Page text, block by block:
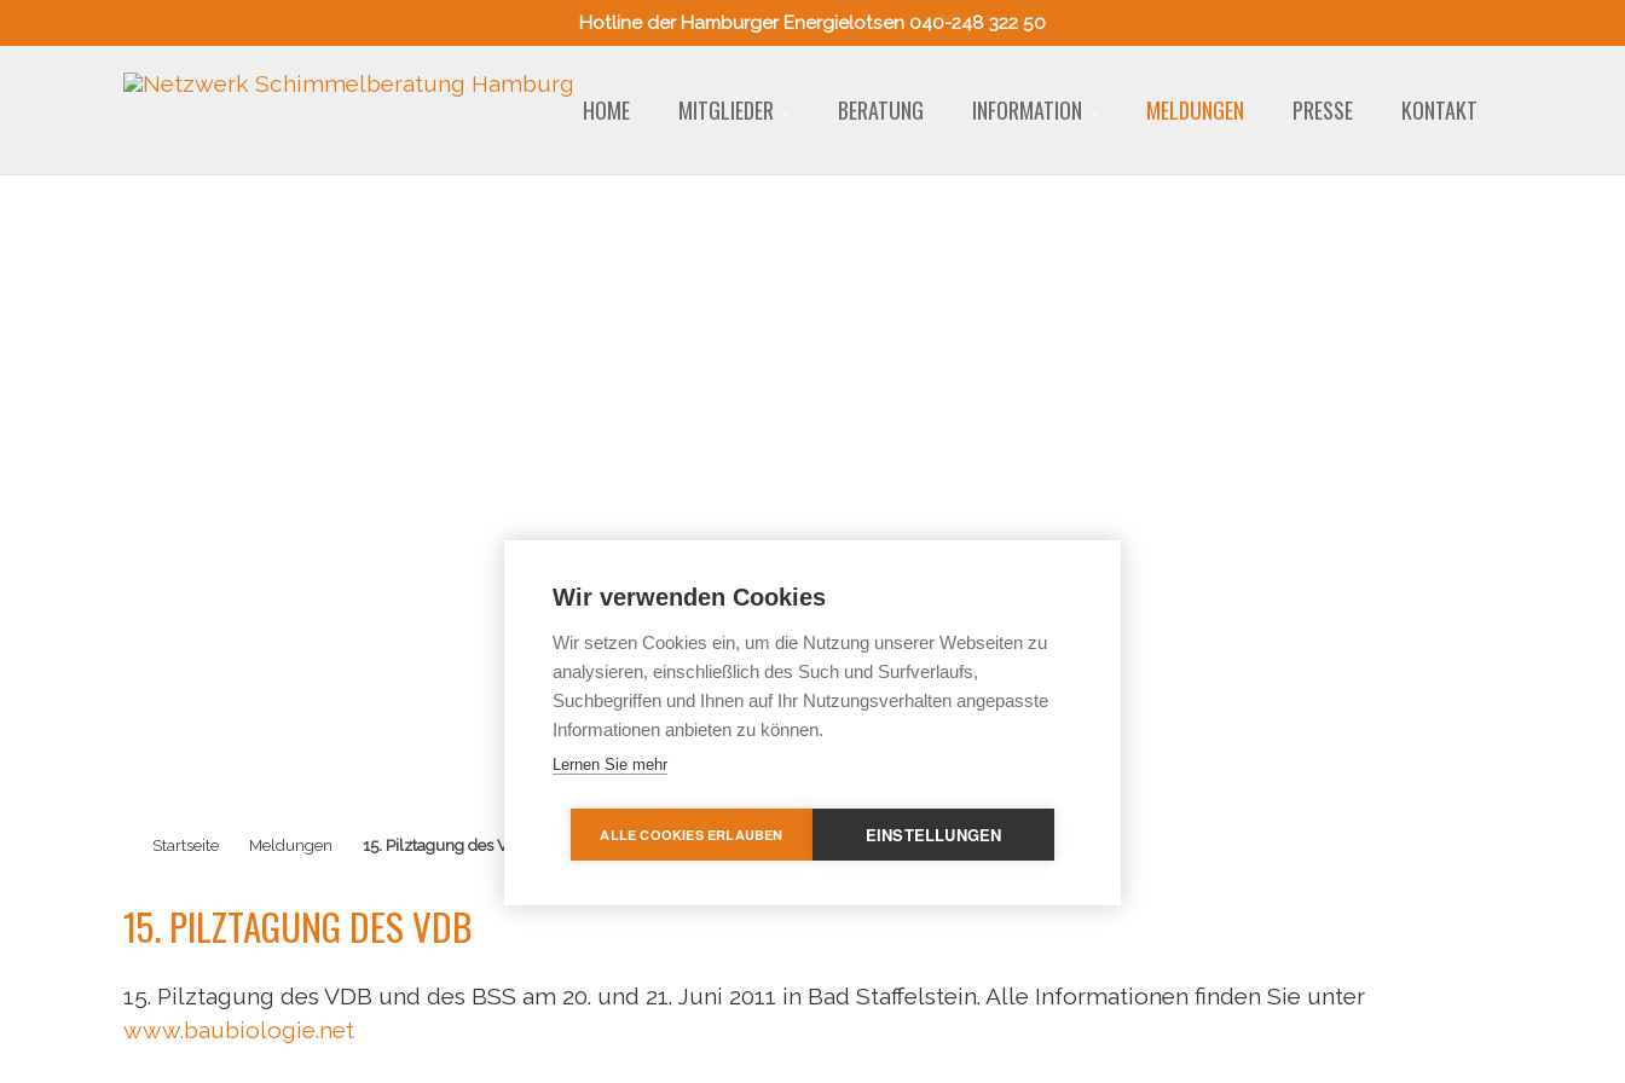
Hotline der Hamburger Energielotsen 040-248 322 50
HOME MITGLIEDER BERATUNG INFORMATION MELDUNGEN PRESSE KONTAKT
Startseite Meldungen 15. Pilztagung des VDB
15. PILZTAGUNG DES VDB
15. Pilztagung des VDB und des BSS am 20. und 21. Juni 2011 in Bad Staffelstein. Alle Informationen finden Sie unter
www.baubiologie.net
Wir verwenden Cookies
Wir setzen Cookies ein, um die Nutzung unserer Webseiten zu
analysieren, einschließlich des Such und Surfverlaufs,
Suchbegriffen und Ihnen auf Ihr Nutzungsverhalten angepasste
Informationen anbieten zu können.
Lernen Sie mehr
ALLE COOKIES ERLAUBEN EINSTELLUNGEN